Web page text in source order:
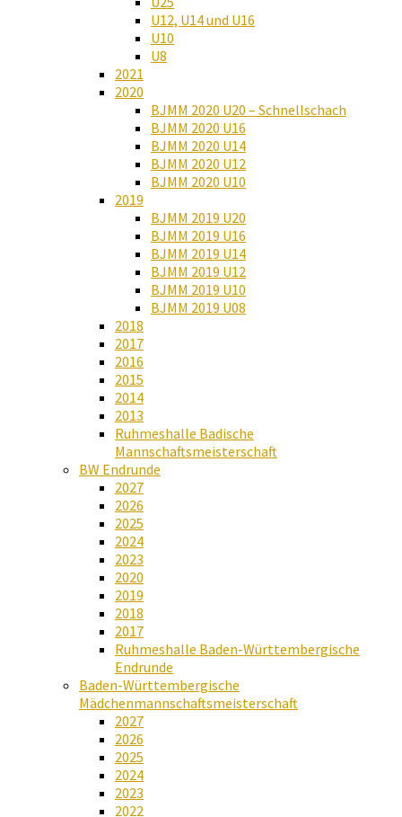
U12, U14 und U16
U10
U8
2021
2020
BJMM 2020 U20 – Schnellschach
BJMM 2020 U16
BJMM 2020 U14
BJMM 2020 U12
BJMM 2020 U10
2019
BJMM 2019 U20
BJMM 2019 U16
BJMM 2019 U14
BJMM 2019 U12
BJMM 2019 U10
BJMM 2019 U08
2018
2017
2016
2015
2014
2013
Ruhmeshalle Badische
Mannschaftsmeisterschaft
BW Endrunde
2027
2026
2025
2024
2023
2020
2019
2018
2017
Ruhmeshalle Baden-Württembergische
Endrunde
Baden-Württembergische
Mädchenmannschaftsmeisterschaft
2027
2026
2025
2024
2023
2022